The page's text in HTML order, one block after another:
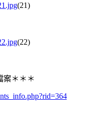
(21)
(22)
＊＊＊